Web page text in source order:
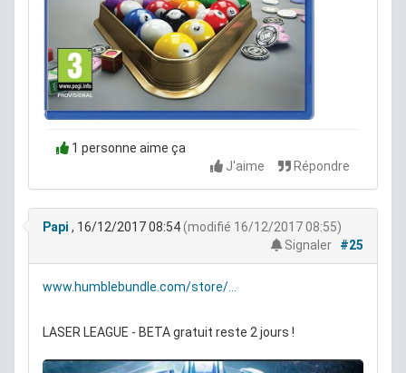
1 personne aime ça
J'aime
Répondre
Papi , 16/12/2017 08:54(modifié 16/12/2017 08:55)
Signaler
#25
www.humblebundle.com/store/...
LASER LEAGUE - BETA gratuit reste 2 jours !